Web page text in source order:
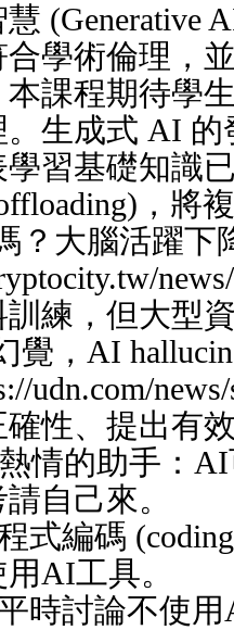
(Generative
學術倫理，
課程期待學
生成式 AI
習基礎知識
，將
？大腦活躍下
練，但大型
覺，AI
udn.com/
性、提出有
情的助手：
自己來。
式編碼
AI工具。
時討論不使